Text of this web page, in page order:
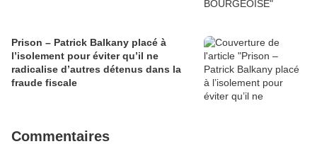
Prison – Patrick Balkany placé à
l’isolement pour éviter qu’il ne
radicalise d’autres détenus dans la
fraude fiscale
Commentaires